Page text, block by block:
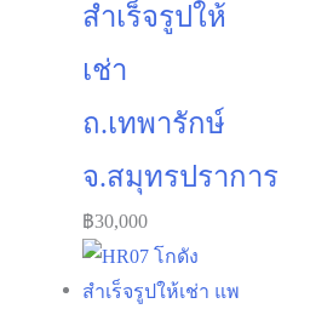
สำเร็จรูปให้
เช่า
ถ.เทพารักษ์
จ.สมุทรปราการ
฿30,000